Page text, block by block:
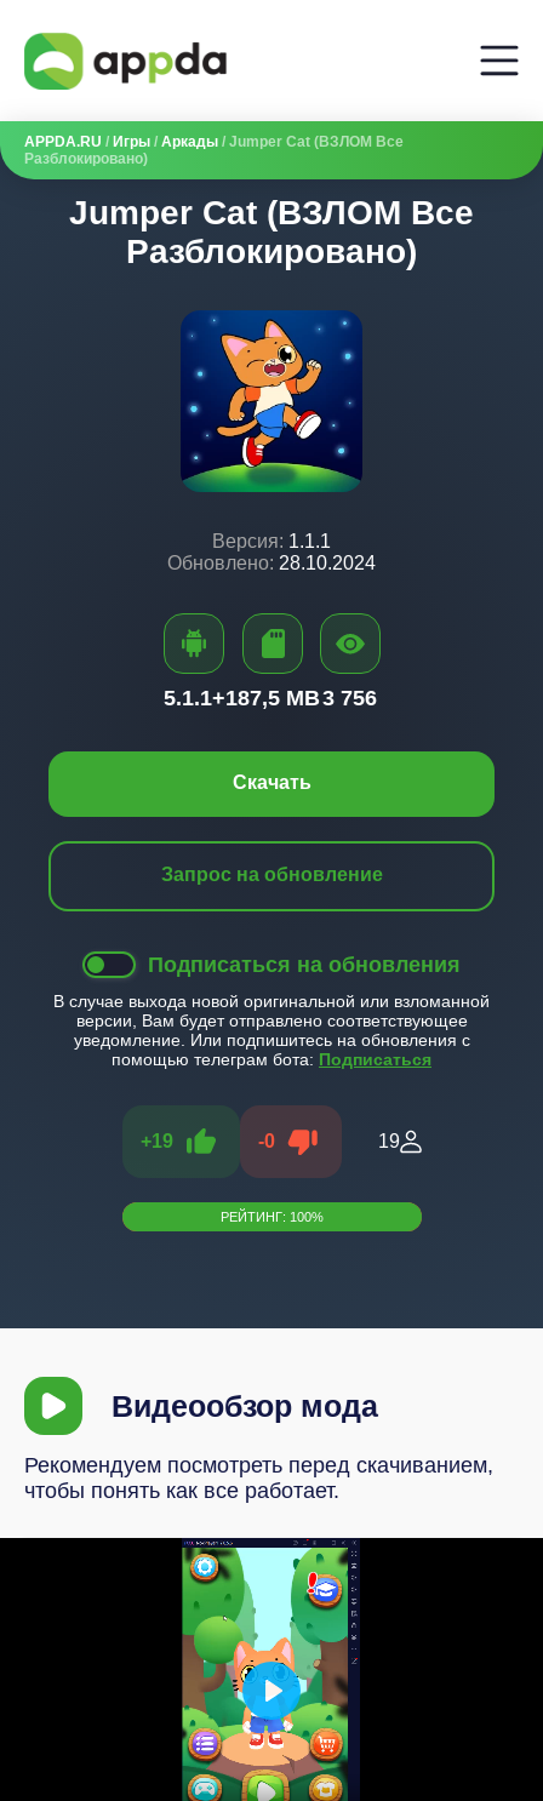
APPDA.RU / Игры / Аркады / Jumper Cat (ВЗЛОМ Все
Разблокировано)
Jumper Cat (ВЗЛОМ Все
Разблокировано)
Версия: 1.1.1
Обновлено: 28.10.2024
Скачать
Запрос на обновление
Подписаться на обновления
В случае выхода новой оригинальной или взломанной
версии, Вам будет отправлено соответствующее
уведомление. Или подпишитесь на обновления с
помощью телеграм бота: Подписаться
+19 -0 19
РЕЙТИНГ: 100%
5.1.1+187,5 MB3 756
Видеообзор мода
Рекомендуем посмотреть перед скачиванием,
чтобы понять как все работает.
Воспроизвести